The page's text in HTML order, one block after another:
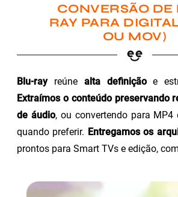
CONVERSÃO DE
RAY PARA
OU MOV)
Blu-rayreúne alta definiçãoe
Extraímos o conteúdo preservando
de áudio, ou convertendo para
quando preferir. Entregamos os
prontos para Smart TVs e edição,